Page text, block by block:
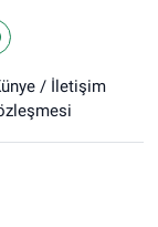
/ İletişim